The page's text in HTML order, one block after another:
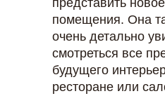
представить
помещения. Она
очень детально
смотреться все
будущего
ресторане или